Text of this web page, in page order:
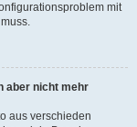
mit
aber nicht mehr
aus verschieden